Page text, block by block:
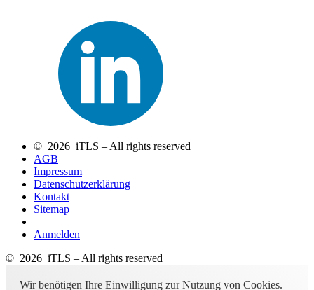
© 2026 iTLS – All rights reserved
AGB
Impressum
Datenschutzerklärung
Kontakt
Sitemap
Anmelden
© 2026 iTLS – All rights reserved
Wir benötigen Ihre Einwilligung zur Nutzung von Cookies.